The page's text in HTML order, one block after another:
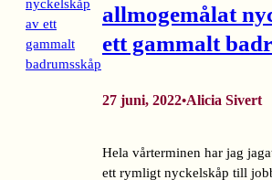
allmogemålat
ett gammalt
27 juni, 2022•Alicia Sivert
Hela vårterminen har jag
ett rymligt nyckelskåp till